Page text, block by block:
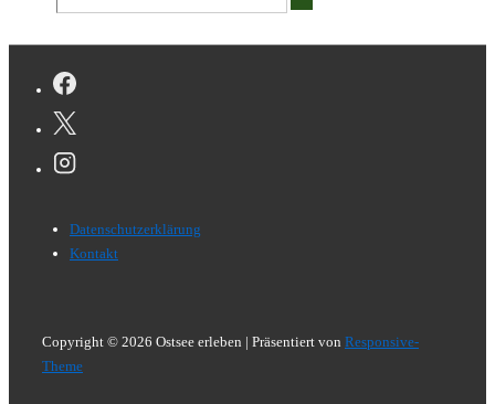
nach:
Footer-
Menü
Datenschutzerklärung
Kontakt
Copyright © 2026 Ostsee erleben | Präsentiert von Responsive-
Theme